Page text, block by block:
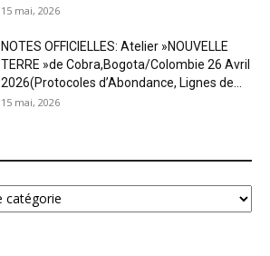
15 mai, 2026
NOTES OFFICIELLES: Atelier »NOUVELLE
TERRE »de Cobra,Bogota/Colombie 26 Avril
2026(Protocoles d’Abondance, Lignes de...
15 mai, 2026